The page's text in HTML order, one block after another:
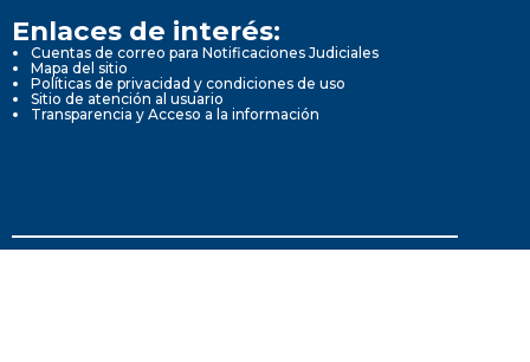
Enlaces de interés:
Cuentas de correo para Notificaciones Judiciales
Mapa del sitio
Políticas de privacidad y condiciones de uso
Sitio de atención al usuario
Transparencia y Acceso a la información